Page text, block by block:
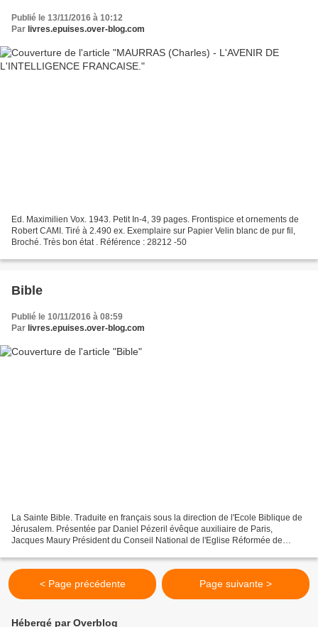
Publié le 13/11/2016 à 10:12
Par livres.epuises.over-blog.com
Ed. Maximilien Vox. 1943. Petit In-4, 39 pages. Frontispice et ornements de
Robert CAMI. Tiré à 2.490 ex. Exemplaire sur Papier Velin blanc de pur fil,
Broché. Très bon état . Référence : 28212 -50
Bible
Publié le 10/11/2016 à 08:59
Par livres.epuises.over-blog.com
La Sainte Bible. Traduite en français sous la direction de l'Ecole Biblique de
Jérusalem. Présentée par Daniel Pézeril évêque auxiliaire de Paris,
Jacques Maury Président du Conseil National de l'Eglise Réformée de
< Page précédente Page suivante >
Hébergé par Overblog